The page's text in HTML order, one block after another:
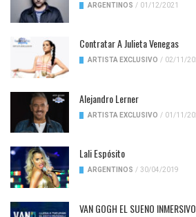
ARGENTINOS / 01/12/2021
Contratar A Julieta Venegas
ARTISTA EXCLUSIVO / 02/11/
Alejandro Lerner
ARTISTA EXCLUSIVO / 01/11/
Lali Espósito
ARGENTINOS / 30/04/2019
VAN GOGH EL SUENO INMERSIVO